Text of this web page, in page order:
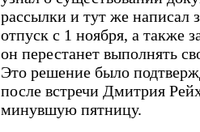
рассылки и тут же написал
отпуск с 1 ноября, а также
он перестанет выполнять
Это решение было
после встречи Дмитрия
минувшую пятницу.